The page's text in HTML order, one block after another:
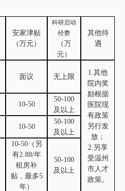
安家津贴
（万元）
科研启动
经费
（万
元）
其他待
遇
面议 无上限
1.其他
院内奖
励根据
医院现
有政策
另行发
放；
2.另享
受温州
市人才
政策。
10-50
50-100
及以上
10-50
50-100
及以上
10-50（另
有2.88/年
租房补
贴，最多5
年）
50-100
及以上